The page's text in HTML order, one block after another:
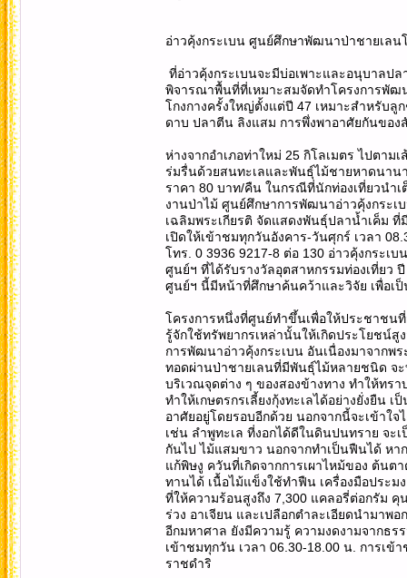
อ่าวคุ้งกระเบน ศูนย์ศึกษาพัฒนาป่าชายเลน
ที่อ่าวคุ้งกระเบนจะมีบ่อเพาะและอนุบาลป
พิจารณาพื้นที่ที่เหมาะสมจัดทำโครงการพัฒ
โกงกางครั้งใหญ่ตั้งแต่ปี 47 เหมาะสำหรับ
ดาบ ปลาตีน ลิงแสม การพึ่งพาอาศัยกันของ
ห่างจากอำเภอท่าใหม่ 25 กิโลเมตร ไปตา
ร่มรื่นด้วยสนทะเลและพันธุ์ไม้ชายหาดนาน
ราคา 80 บาท/คืน ในกรณีที่นักท่องเที่ยวนำเ
งานป่าไม้ ศูนย์ศึกษาการพัฒนาอ่าวคุ้งกระเ
เฉลิมพระเกียรติ จัดแสดงพันธุ์ปลาน้ำเค็ม
เปิดให้เข้าชมทุกวันอังคาร-วันศุกร์ เวลา
โทร. 0 3936 9217-8 ต่อ 130 อ่าวคุ้งกระเ
ศูนย์ฯ ที่ได้รับรางวัลอุตสาหกรรมท่องเที่ยว
ศูนย์ฯ นี้มีหน้าที่ศึกษาค้นคว้าและวิจัย เพื่อเ
โครงการหนึ่งที่ศูนย์ทำขึ้นเพื่อให้ประชาชน
รู้จักใช้ทรัพยากรเหล่านั้นให้เกิดประโยชน์
การพัฒนาอ่าวคุ้งกระเบน อันเนื่องมาจากพ
ทอดผ่านป่าชายเลนที่มีพันธุ์ไม้หลายชนิด จ
บริเวณจุดต่าง ๆ ของสองข้างทาง ทำให้ทร
ทำให้เกษตรกรเลี้ยงกุ้งทะเลได้อย่างยั่งยื
อาศัยอยู่โดยรอบอีกด้วย นอกจากนี้จะเข้าใ
เช่น ลำพูทะเล ที่งอกได้ดีในดินปนทราย จะ
กันไป ไม้แสมขาว นอกจากทำเป็นฟืนได้ ห
แก้พิษงู ควันที่เกิดจากการเผาไหม้ของ ต้น
ทานได้ เนื้อไม้แข็งใช้ทำฟืน เครื่องมือประ
ที่ให้ความร้อนสูงถึง 7,300 แคลอรี่ต่อกรัม คุ
ร่วง อาเจียน และเปลือกตำละเอียดนำมา
อีกมหาศาล ยังมีความรู้ ความงดงามจากธร
เข้าชมทุกวัน เวลา 06.30-18.00 น. การเ
ราชดำริ